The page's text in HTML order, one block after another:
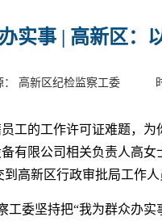
实事 | 高新区：
： 高新区纪检监察工委 时
工的工作许可证难题，
有限公司相关负责人高
高新区行政审批局工作人
工委坚持把“我为群众办